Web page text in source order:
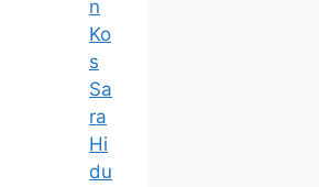
n
Ko
s
Sa
ra
Hi
du